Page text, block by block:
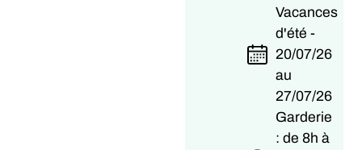
Vacances
d'été -
20/07/26
au
27/07/26
Garderie
: de 8h à